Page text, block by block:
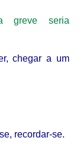
greve seria
chegar a um
recordar-se.